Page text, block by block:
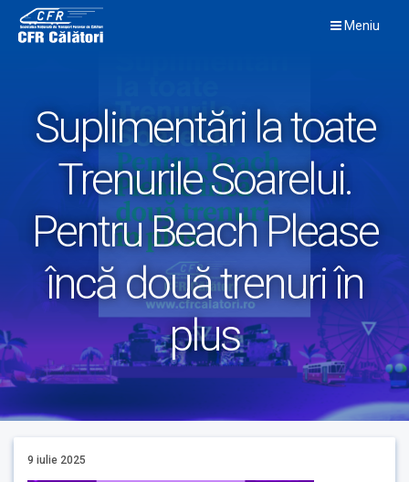
content
Meniu
Suplimentări la toate
Trenurile Soarelui.
Pentru Beach Please
încă două trenuri în
plus
9 iulie 2025